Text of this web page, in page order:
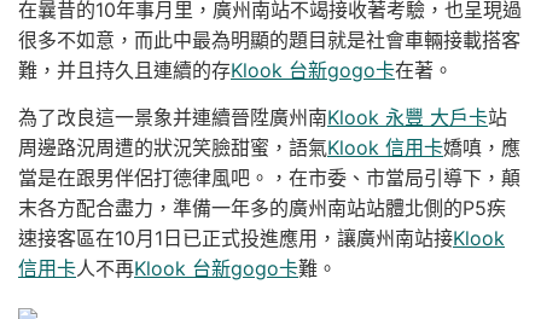
在曩昔的10年事月里，廣州南站不竭接收著考驗，也呈現過
很多不如意，而此中最為明顯的題目就是社會車輛接載搭客
難，并且持久且連續的存Klook 台新gogo卡在著。
為了改良這一景象并連續晉陞廣州南Klook 永豐 大戶卡站
周邊路況周遭的狀況笑臉甜蜜，語氣Klook 信用卡嬌嗔，應
當是在跟男伴侶打德律風吧。，在市委、市當局引導下，顛
末各方配合盡力，準備一年多的廣州南站站體北側的P5疾
速接客區在10月1日已正式投進應用，讓廣州南站接Klook
信用卡人不再Klook 台新gogo卡難。